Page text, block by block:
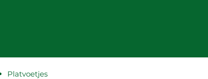
Platvoetjes